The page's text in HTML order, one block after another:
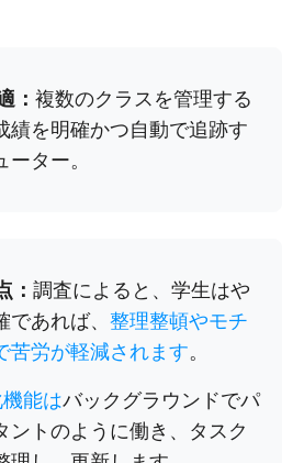
： 複数のクラスを管理する
績を明確かつ自動で追跡す
ター。
： 調査によると、学生はや
あれば、 整理整頓やモチ
苦労が軽減されます。
能はバックグラウンドでパ
ントのように働き、タスク